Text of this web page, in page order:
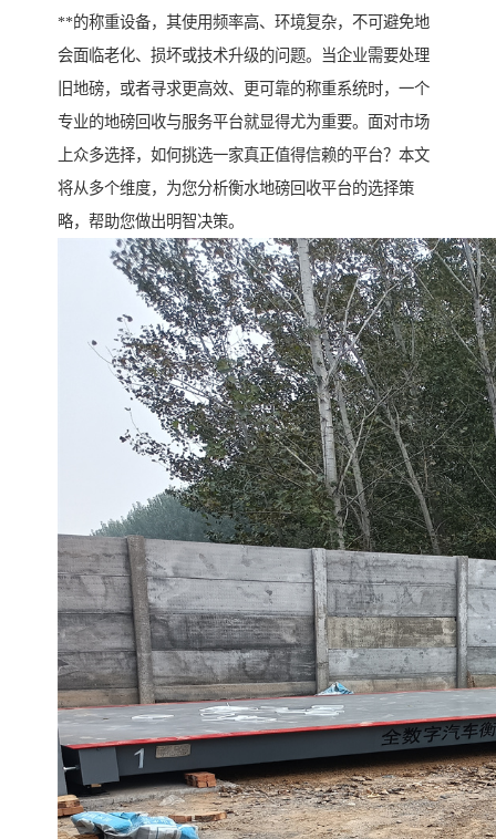
**的称重设备，其使用频率高、环境复杂，不可避免地
会面临老化、损坏或技术升级的问题。当企业需要处理
旧地磅，或者寻求更高效、更可靠的称重系统时，一个
专业的地磅回收与服务平台就显得尤为重要。面对市场
上众多选择，如何挑选一家真正值得信赖的平台？本文
将从多个维度，为您分析衡水地磅回收平台的选择策
略，帮助您做出明智决策。